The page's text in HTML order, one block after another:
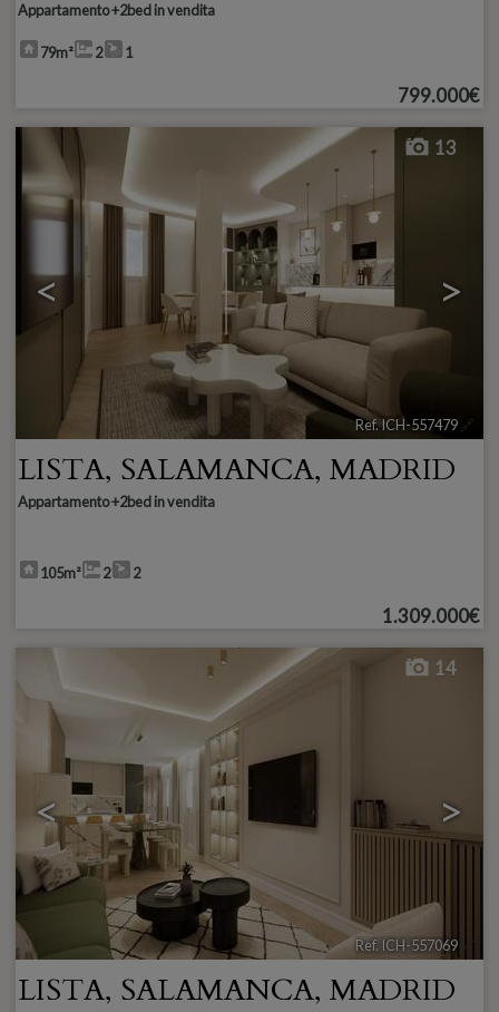
Appartamento +2bed in vendita
79m² 2 1
799.000€
< >
13
Ref. ICH-557479 🔗
LISTA, SALAMANCA, MADRID
Appartamento +2bed in vendita
105m² 2 2
1.309.000€
< >
14
Ref. ICH-557069 🔗
LISTA, SALAMANCA, MADRID